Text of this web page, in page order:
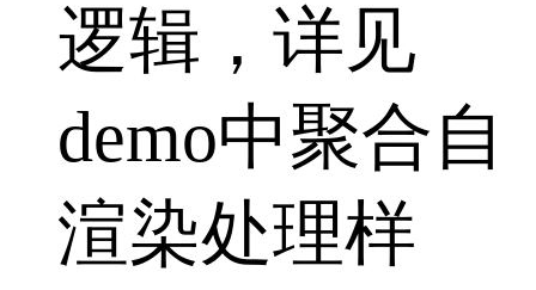
逻辑，详见
demo中聚合自
渲染处理样